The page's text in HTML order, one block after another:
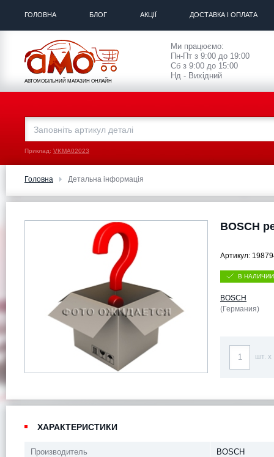
ГОЛОВНА БЛОГ АКЦІЇ ДОСТАВКА І ОПЛАТА
АВТОМОБІЛЬНИЙ МАГАЗИН ОНЛАЙН
Ми працюємо:
Пн-Пт з 9:00 до 19:00
Сб з 9:00 до 15:00
Нд - Вихідний
Приклад: VKMA02023
Головна Детальна інформація
BOSCH
Артикул:
В НАЛИЧИИ
BOSCH
(Германия)
шт. x
ХАРАКТЕРИСТИКИ
Производитель
BOSCH